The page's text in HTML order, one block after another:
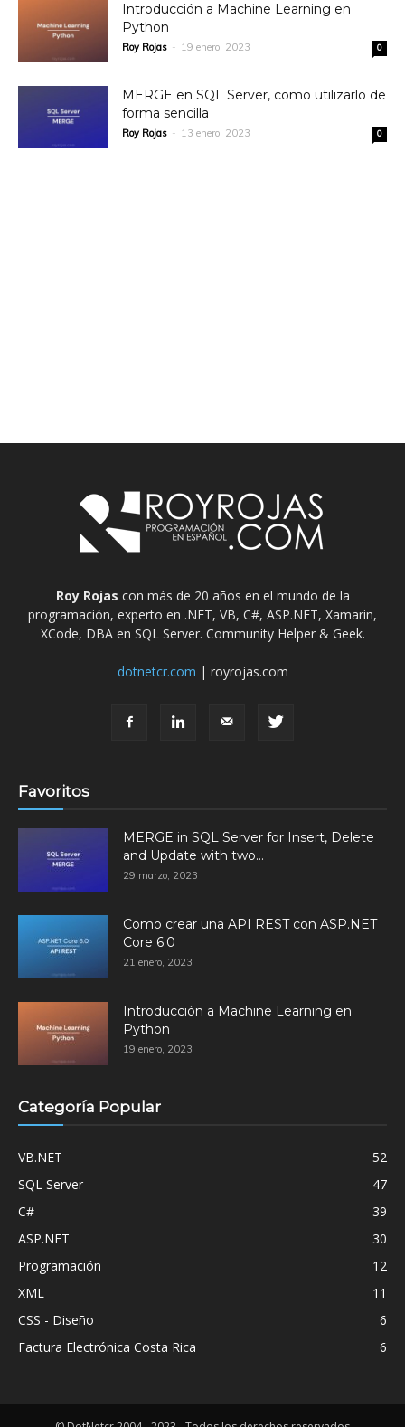
Introducción a Machine Learning en
Python
Roy Rojas - 19 enero, 2023 0
MERGE en SQL Server, como utilizarlo de
forma sencilla
Roy Rojas - 13 enero, 2023 0
Roy Rojas con más de 20 años en el mundo de la
programación, experto en .NET, VB, C#, ASP.NET, Xamarin,
XCode, DBA en SQL Server. Community Helper & Geek.
dotnetcr.com | royrojas.com
Favoritos
MERGE in SQL Server for Insert, Delete
and Update with two...
29 marzo, 2023
Como crear una API REST con ASP.NET
Core 6.0
21 enero, 2023
Introducción a Machine Learning en
Python
19 enero, 2023
Categoría Popular
VB.NET
52
SQL Server
47
C#
39
ASP.NET
30
Programación
12
XML
11
CSS - Diseño
6
Factura Electrónica Costa Rica
6